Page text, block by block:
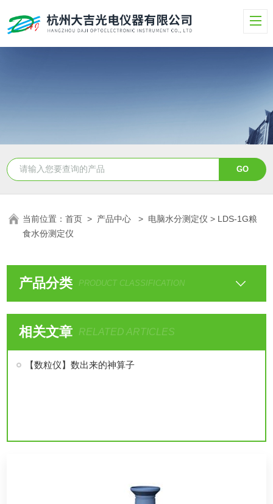
当前位置：首页 > 产品中心 > 电脑水分测定仪 > LDS-1G粮
食水份测定仪
产品分类 PRODUCT CLASSIFICATION
相关文章 RELATED ARTICLES
【数粒仪】数出来的神算子